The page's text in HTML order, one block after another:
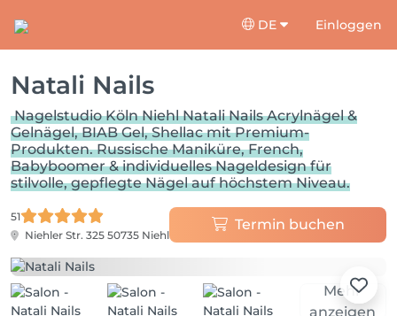
DE Einloggen
Natali Nails
Nagelstudio Köln Niehl Natali Nails Acrylnägel &
Gelnägel, BIAB Gel, Shellac mit Premium-
Produkten. Russische Maniküre, French,
Babyboomer & individuelles Nageldesign für
stilvolle, gepflegte Nägel auf höchstem Niveau.
51
Niehler Str. 325 50735 Niehl
Termin buchen
Mehr
anzeigen